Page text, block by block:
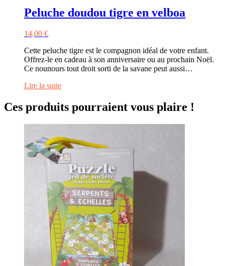
Peluche doudou tigre en velboa
14,00 €
Cette peluche tigre est le compagnon idéal de votre enfant.
Offrez-le en cadeau à son anniversaire ou au prochain Noël.
Ce nounours tout droit sorti de la savane peut aussi…
Lire la suite
Ces produits pourraient vous plaire !